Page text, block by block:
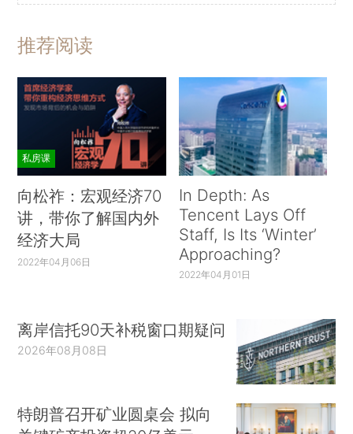
推荐阅读
私房课
向松祚：宏观经济70
讲，带你了解国内外
经济大局
2022年04月06日
In Depth: As
Tencent Lays Off
Staff, Is Its ‘Winter’
Approaching?
2022年04月01日
离岸信托90天补税窗口期疑问
2026年08月08日
特朗普召开矿业圆桌会 拟向